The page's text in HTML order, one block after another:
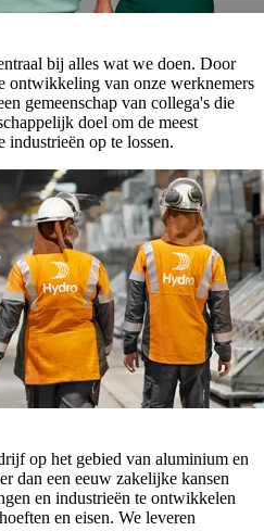
bij alles wat we doen. Door
ontwikkeling van onze werknemers
gemeenschap van collega's die
doel om de meest
industrieën op te lossen.
op het gebied van aluminium en
dan een eeuw zakelijke kansen
en industrieën te ontwikkelen
en eisen. We leveren